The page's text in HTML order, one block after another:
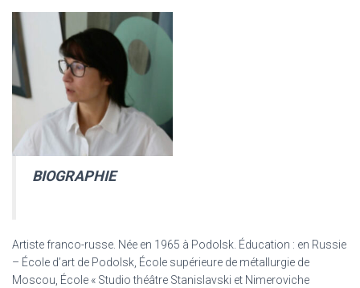
BIOGRAPHIE
Artiste franco-russe. Née en 1965 à Podolsk. Éducation : en Russie
– École d’art de Podolsk, École supérieure de métallurgie de
Moscou, École « Studio théâtre Stanislavski et Nimeroviche